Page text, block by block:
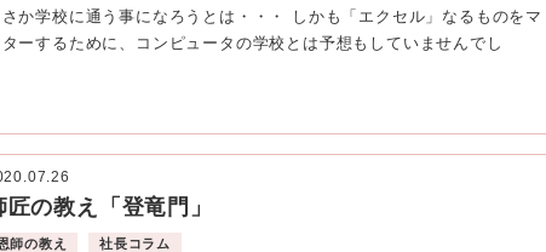
か学校に通う事になろうとは・・・ しかも「エクセル」なるものをマ
ーするために、コンピュータの学校とは予想もしていませんでし
匠の教え「登竜門」
師の教え 社長コラム